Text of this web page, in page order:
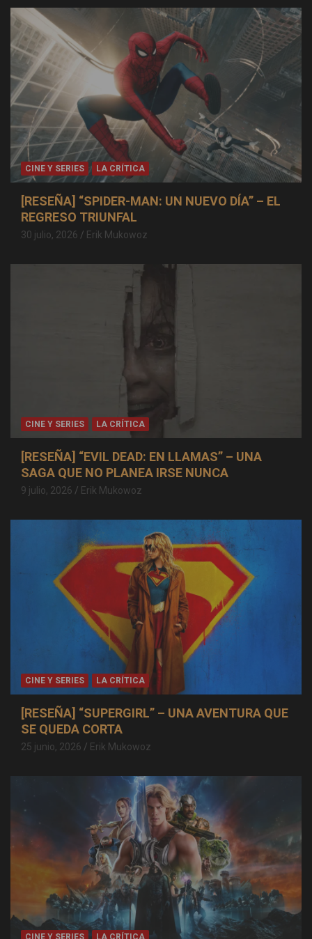
CINE Y SERIES LA CRÍTICA
[RESEÑA] “SPIDER-MAN: UN NUEVO DÍA” – EL
REGRESO TRIUNFAL
30 julio, 2026 Erik Mukowoz
CINE Y SERIES LA CRÍTICA
[RESEÑA] “EVIL DEAD: EN LLAMAS” – UNA
SAGA QUE NO PLANEA IRSE NUNCA
9 julio, 2026 Erik Mukowoz
CINE Y SERIES LA CRÍTICA
[RESEÑA] “SUPERGIRL” – UNA AVENTURA QUE
SE QUEDA CORTA
25 junio, 2026 Erik Mukowoz
CINE Y SERIES LA CRÍTICA